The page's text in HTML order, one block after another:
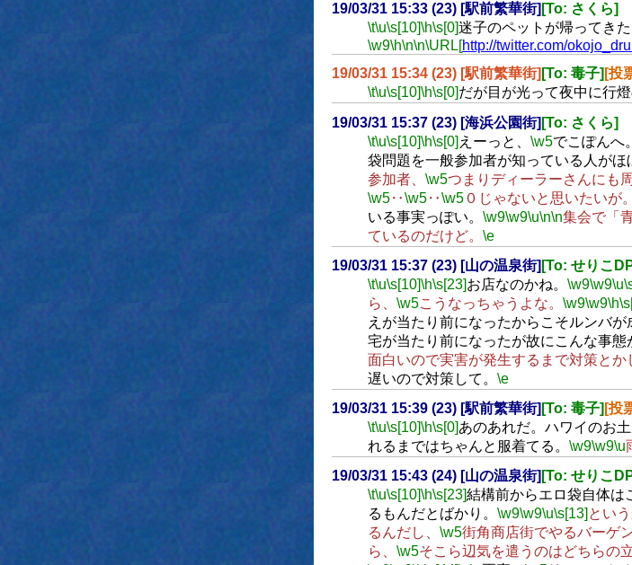
19/03/31 15:33 (23) [駅前繁華街] [To: さくら]
\t\u\s[10]\h\s[0]迷子のペットが帰ってきた
\w9\h\n\n\URL[http://twitter.com/
19/03/31 15:34 (23) [駅前繁華街] [To: 毒子] [投
\t\u\s[10]\h\s[0]だが目が光って夜中に行燈
19/03/31 15:37 (23) [海浜公園街] [To: さくら]
\t\u\s[10]\h\s[0] えーっと、 \w5でこぽんへ。
袋問題を一般参加者が知っている人がほ
参加者、 \w5つまりディーラーさんにも
\w5‥\w5‥\w5０じゃないと思いたいが。
いる事実っぽい。 \w9\w9\u\n\n集会で「
ているのだけど。 \e
19/03/31 15:37 (23) [山の温泉街] [To: せりこ
\t\u\s[10]\h\s[23]お店なのかね。 \w9\w9\u
ら、 \w5こうなっちゃうよな。 \w9\w9\h
えが当たり前になったからこそルンバが
宅が当たり前になったが故にこんな事態
面白いので実害が発生するまで対策とか
遅いので対策して。 \e
19/03/31 15:39 (23) [駅前繁華街] [To: 毒子] [投
\t\u\s[10]\h\s[0]あのあれだ。ハワイのお
れるまではちゃんと服着てる。 \w9\w9\u
19/03/31 15:43 (24) [山の温泉街] [To: せりこ
\t\u\s[10]\h\s[23]結構前からエロ袋自体は
るもんだとばかり。 \w9\w9\u\s[13] とい
るんだし、 \w5街角商店街でやるバーゲ
ら、 \w5そこら辺気を遣うのはどちらの